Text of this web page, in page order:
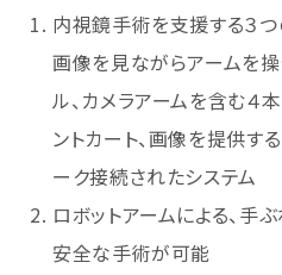
内視鏡手術を支援する３つ
画像を見ながらアームを
ル、カメラアームを含む４
ントカート、画像を提供す
ーク接続されたシステム
ロボットアームによる、手
安全な手術が可能